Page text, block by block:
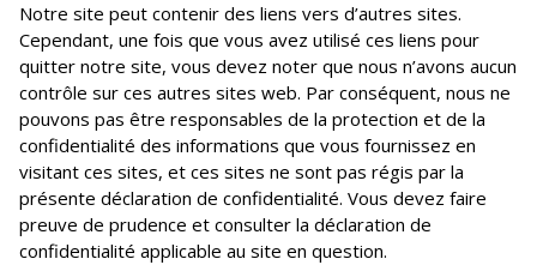
Notre site peut contenir des liens vers d’autres sites.
Cependant, une fois que vous avez utilisé ces liens pour
quitter notre site, vous devez noter que nous n’avons aucun
contrôle sur ces autres sites web. Par conséquent, nous ne
pouvons pas être responsables de la protection et de la
confidentialité des informations que vous fournissez en
visitant ces sites, et ces sites ne sont pas régis par la
présente déclaration de confidentialité. Vous devez faire
preuve de prudence et consulter la déclaration de
confidentialité applicable au site en question.